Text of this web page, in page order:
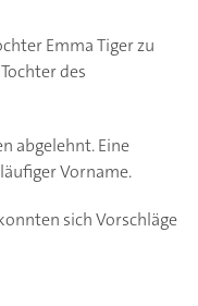
Emma Tiger zu
des
abgelehnt. Eine
Vorname.
sich Vorschläge